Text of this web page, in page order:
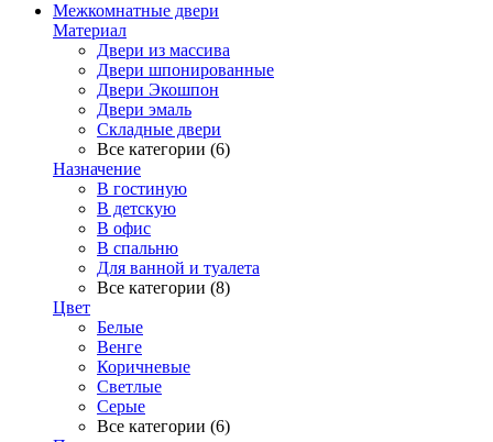
Межкомнатные двери
Материал
Двери из массива
Двери шпонированные
Двери Экошпон
Двери эмаль
Складные двери
Все категории (6)
Назначение
В гостиную
В детскую
В офис
В спальню
Для ванной и туалета
Все категории (8)
Цвет
Белые
Венге
Коричневые
Светлые
Серые
Все категории (6)